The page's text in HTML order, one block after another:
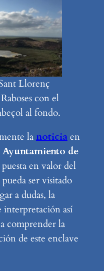
Llorenç
con el
al fondo.
lanoticiaen
Ayuntamiento de
en valor del
ser visitado
a dudas, la
así
comprender la
de este enclave